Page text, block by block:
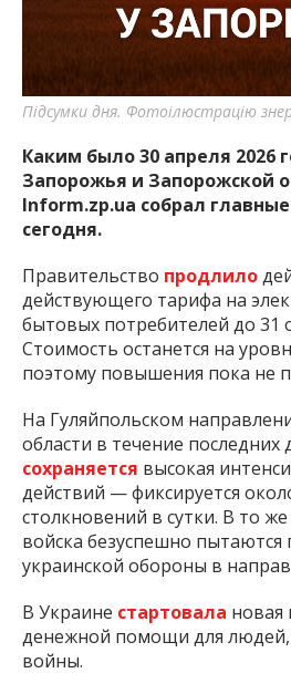
важную
города
Підсумки дня. Фотоілюстрацію
Каким было 30 апреля 2026
Запорожья и Запорожской
Inform.zp.ua собрал
сегодня.
Правительство продлило
действующего тарифа на
бытовых потребителей до 31
Стоимость останется на
поэтому повышения пока не
На Гуляйпольском
области в течение последних
сохраняется высокая
действий — фиксируется
столкновений в сутки. В то
войска безуспешно пытаются
украинской обороны в
В Украине стартовала новая
денежной помощи для
войны.